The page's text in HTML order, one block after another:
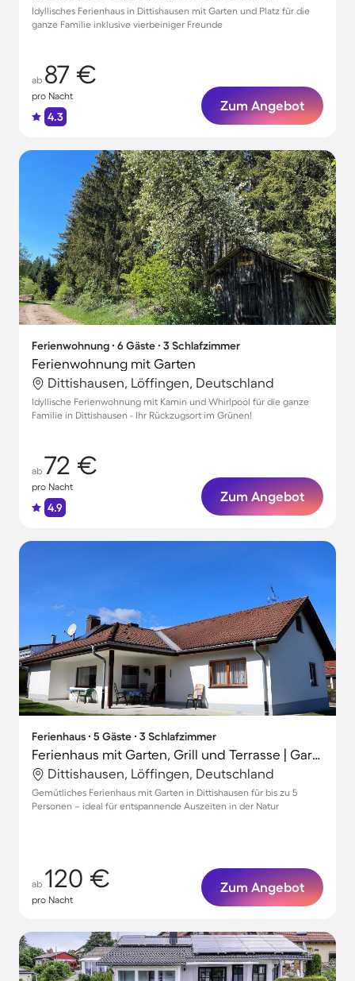
Idyllisches Ferienhaus in Dittishausen mit Garten und Platz für die
ganze Familie inklusive vierbeiniger Freunde
ab 87 €
pro Nacht
4.3
Zum Angebot
Ferienwohnung ∙ 6 Gäste ∙ 3 Schlafzimmer
Ferienwohnung mit Garten
Dittishausen, Löffingen, Deutschland
Idyllische Ferienwohnung mit Kamin und Whirlpool für die ganze
Familie in Dittishausen - Ihr Rückzugsort im Grünen!
ab 72 €
pro Nacht
4.9
Zum Angebot
Ferienhaus ∙ 5 Gäste ∙ 3 Schlafzimmer
Ferienhaus mit Garten, Grill und Terrasse | Gartenblick
Dittishausen, Löffingen, Deutschland
Gemütliches Ferienhaus mit Garten in Dittishausen für bis zu 5
Personen – ideal für entspannende Auszeiten in der Natur
ab 120 €
pro Nacht
Zum Angebot